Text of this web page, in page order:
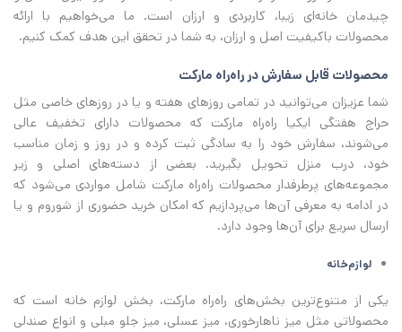
چیدمان خانه‌ای زیبا، کاربردی و ارزان است. ما می‌خواهیم با ارائه
محصولات باکیفیت اصل و ارزان، به شما در تحقق این هدف کمک کنیم.
محصولات قابل سفارش در راه‌راه مارکت
شما عزیزان می‌توانید در تمامی روزهای هفته و یا در روزهای خاصی مثل
حراج هفتگی ایکیا راه‌راه مارکت که محصولات دارای تخفیف عالی
می‌شوند، سفارش خود را به سادگی ثبت کرده و در روز و زمان مناسب
خود، درب منزل تحویل بگیرید. بعضی از دسته‌های اصلی و زیر
مجموعه‌های پرطرفدار محصولات راه‌راه مارکت شامل مواردی می‌شود که
در ادامه به معرفی آن‌ها می‌پردازیم که امکان خرید حضوری از شوروم و یا
ارسال سریع برای آن‌ها وجود دارد.
لوازم‌خانه
یکی از متنوع‌ترین بخش‌های راه‌راه مارکت، بخش لوازم خانه است که
محصولاتی مثل میز ناهارخوری، میز عسلی، میز جلو مبلی و انواع صندلی